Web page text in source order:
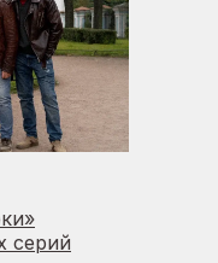
серий